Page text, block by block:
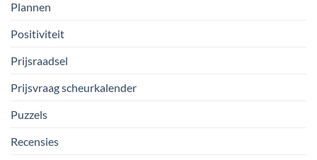
Plannen
Positiviteit
Prijsraadsel
Prijsvraag scheurkalender
Puzzels
Recensies